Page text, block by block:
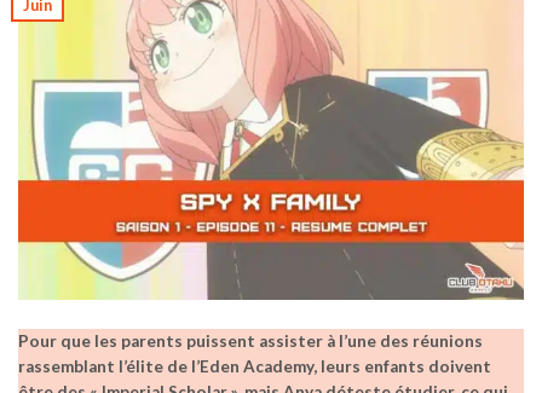
Juin
Pour que les parents puissent assister à l’une des réunions
rassemblant l’élite de l’Eden Academy, leurs enfants doivent